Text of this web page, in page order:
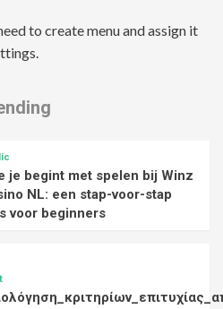
to create menu and assign it
je begint met spelen bij Winz
NL: een stap-voor-stap
voor beginners